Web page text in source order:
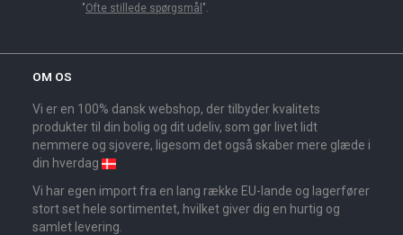
"Ofte stillede spørgsmål ".
OM OS
Vi er en 100% dansk webshop, der tilbyder kvalitets
produkter til din bolig og dit udeliv, som gør livet lidt
nemmere og sjovere, ligesom det også skaber mere glæde i
din hverdag
Vi har egen import fra en lang række EU-lande og lagerfører
stort set hele sortimentet, hvilket giver dig en hurtig og
samlet levering.